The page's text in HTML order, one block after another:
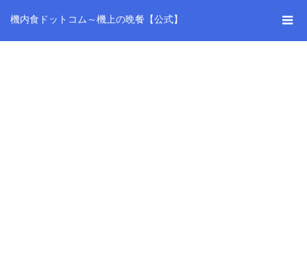
機内食ドットコム～機上の晩餐【公式】